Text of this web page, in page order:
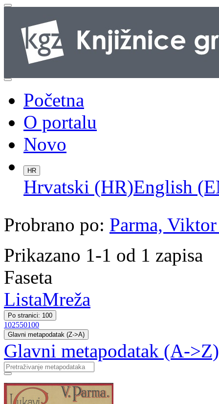
Početna
O portalu
Novo
HR
Hrvatski (HR)English
Probrano po: Parma,
Prikazano 1-1 od 1 zapisa
Faseta
ListaMreža
Po stranici: 100
102550100
Glavni metapodatak (Z->A)
Glavni metapodatak (A->Z)